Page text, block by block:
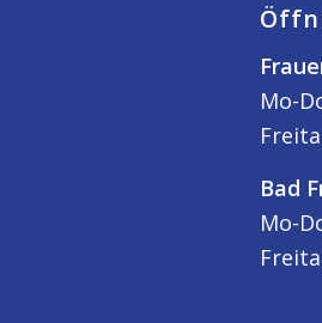
Mo-
Bad
Mo-